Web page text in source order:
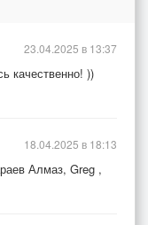
качественно! ))
23.04.2025 в 13:37
Алмаз, Greg ,
18.04.2025 в 18:13